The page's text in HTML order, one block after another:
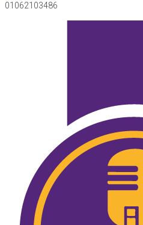
01062103486